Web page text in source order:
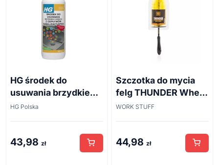
HG środek do
usuwania brzydkiego
zapachu z odpływów
HG Polska
43,98 zł
Szczotka do mycia
felg THUNDER Wheel
Brush 45cm
WORK STUFF
44,98 zł